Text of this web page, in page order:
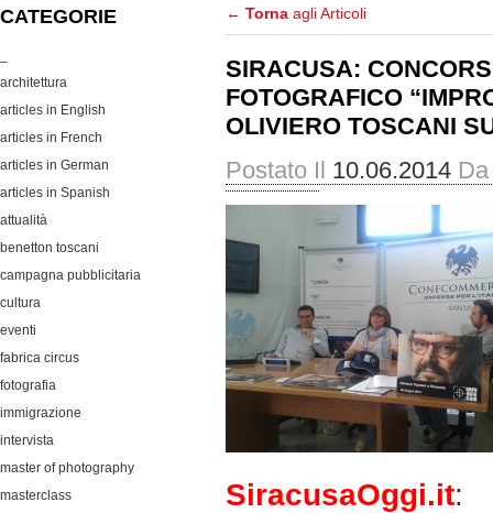
CATEGORIE
architettura
articles in English
articles in French
articles in German
articles in Spanish
attualità
benetton toscani
campagna pubblicitaria
cultura
eventi
fabrica circus
fotografia
immigrazione
intervista
master of photography
masterclass
← Torna agli Articoli
SIRACUSA:
FOTOGRAFICO
OLIVIERO TOSCANI
Postato Il 10.06.2014 Da
SiracusaOggi.it: